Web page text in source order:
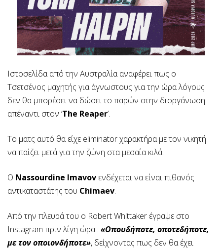
Ιστοσελίδα από την Αυστραλία αναφέρει πως ο
Τσετσένος μαχητής για άγνωστους για την ώρα λόγους
δεν θα μπορέσει να δώσει το παρών στην διοργάνωση
απέναντι στον ‘The Reaper’.
Το ματς αυτό θα είχε eliminator χαρακτήρα με τον νικητή
να παίζει μετά για την ζώνη στα μεσαία κιλά.
Ο Nassourdine Imavov ενδέχεται να είναι πιθανός
αντικαταστάτης του Chimaev.
Από την πλευρά του ο Robert Whittaker έγραψε στο
Instagram πριν λίγη ώρα : «Οπουδήποτε, οποτεδήποτε,
με τον οποιονδήποτε», δείχνοντας πως δεν θα έχει